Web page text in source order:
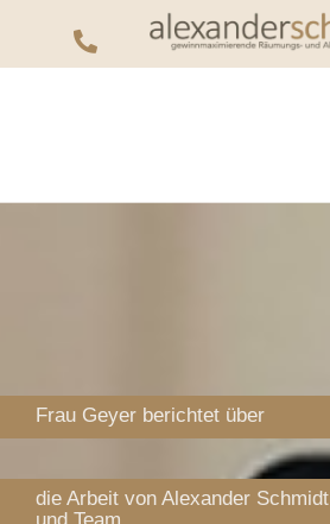

Frau Geyer berichtet über
die Arbeit von Alexander Schmidt